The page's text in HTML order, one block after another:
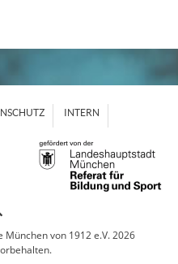
INTERN
von 1912 e.V. 2026